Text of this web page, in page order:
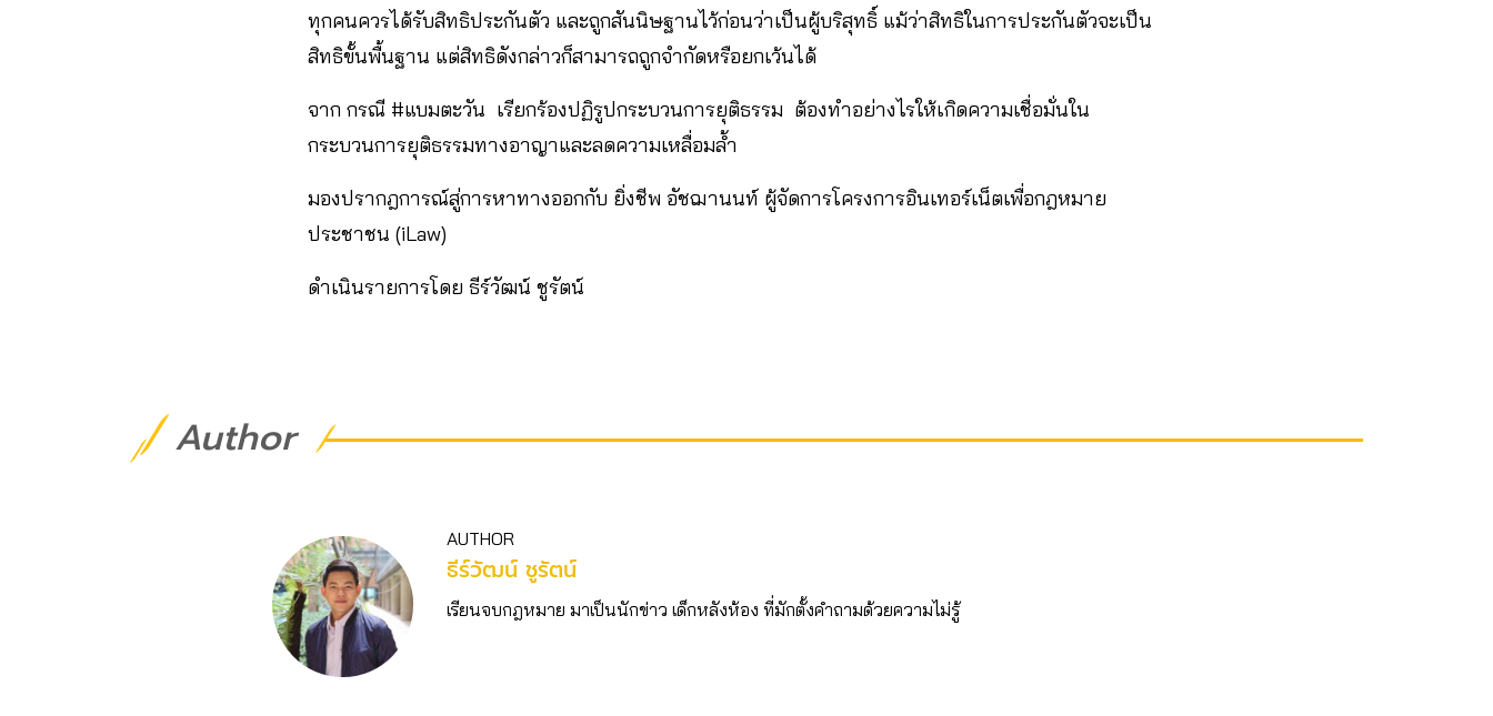
ทุกคนควรได้รับสิทธิประกันตัว และถูกสันนิษฐานไว้ก่อนว่าเป็นผู้บริสุทธิ์ แม้ว่าสิทธิในการประกันตัวจะเป็น
สิทธิขั้นพื้นฐาน แต่สิทธิดังกล่าวก็สามารถถูกจำกัดหรือยกเว้นได้
จาก กรณี #แบมตะวัน เรียกร้องปฏิรูปกระบวนการยุติธรรม ต้องทำอย่างไรให้เกิดความเชื่อมั่นใน
กระบวนการยุติธรรมทางอาญาและลดความเหลื่อมล้ำ
มองปรากฎการณ์สู่การหาทางออกกับ ยิ่งชีพ อัชฌานนท์ ผู้จัดการโครงการอินเทอร์เน็ตเพื่อกฎหมาย
ประชาชน (iLaw)
ดำเนินรายการโดย ธีร์วัฒน์ ชูรัตน์
Author
AUTHOR
ธีร์วัฒน์ ชูรัตน์
เรียนจบกฎหมาย มาเป็นนักข่าว เด็กหลังห้อง ที่มักตั้งคำถามด้วยความไม่รู้